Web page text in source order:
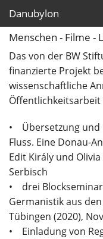
Danubylon
Seminare
Veranstaltungen
Literarisches Donauarchiv
Donaufilme
Donaubilder
Donau-quer
Menschen - Filme -
Das von der BW
finanzierte Projekt
wissenschaftliche
• Übersetzung und
Fluss. Eine Donau-
Edit Király und
Serbisch
• drei
Germanistik aus
Tübingen (2020),
• Einladung von